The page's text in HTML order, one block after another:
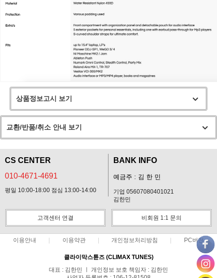
상품정보고시 보기
교환/반품/취소 안내 보기
CS CENTER
010-4671-4691
평일 10:00-18:00 점심 13:00-14:00
BANK INFO
예금주 : 김 한 민
기업 05607080401021
김한민
고객센터 연결 비회원 1:1 문의
이용안내 이용약관 개인정보처리방침 PC버전
클라이막스튠즈 (CLIMAX TUNES)
대표 : 김한민 ㅣ 개인정보 보호 책임자 : 김한민